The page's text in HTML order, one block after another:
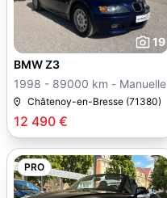
19
12 490 €
BMW Z3
1998 - 89000 km - Manuelle
Châtenoy-en-Bresse (71380)
PRO